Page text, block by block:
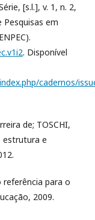
[s.l.], v. 1, n. 2,
Pesquisas em
. Disponível
cadernos/
de; TOSCHI,
estrutura e
referência para o
2009.